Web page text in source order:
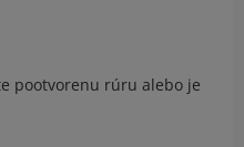
pootvorenu rúru alebo je